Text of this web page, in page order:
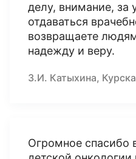
делу, внимание, за
отдаваться
возвращаете
надежду и веру.
З.И. Катыхина,
Огромное спасибо